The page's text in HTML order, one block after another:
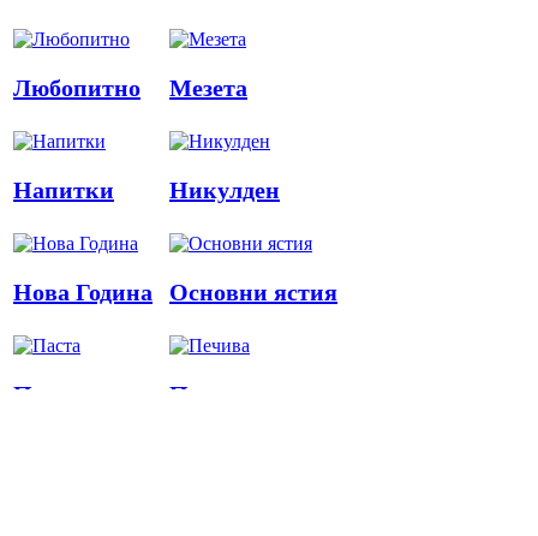
Любопитно Мезета
Напитки Никулден
Нова Година Основни ястия
Паста Печива